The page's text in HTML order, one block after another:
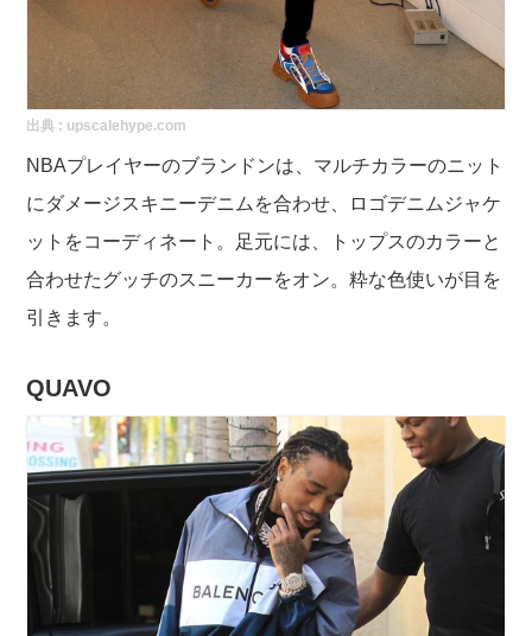
出典 : upscalehype.com
NBAプレイヤーのブランドンは、マルチカラーのニット
にダメージスキニーデニムを合わせ、ロゴデニムジャケ
ットをコーディネート。足元には、トップスのカラーと
合わせたグッチのスニーカーをオン。粋な色使いが目を
引きます。
QUAVO